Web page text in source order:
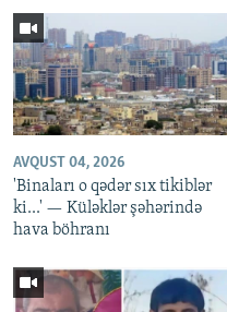
AVQUST 04, 2026
'Binaları o qədər sıx tikiblər
ki...' — Küləklər şəhərində
hava böhranı